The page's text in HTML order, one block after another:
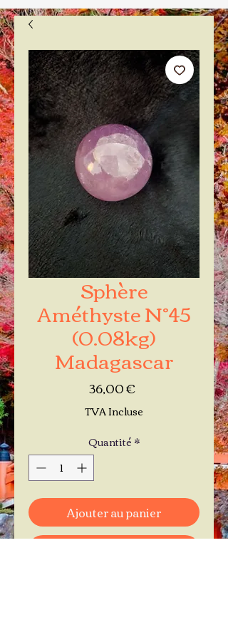
Sphère
Améthyste N°45
(0.08kg)
Madagascar
36,00 €Prix
TVA Incluse
Quantité*
Ajouter au panier